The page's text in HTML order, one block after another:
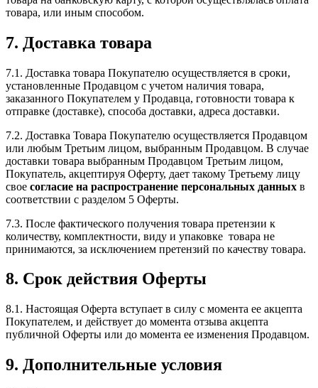
товара, или иным способом.
7. Доставка товара
7.1. Доставка товара Покупателю осуществляется в сроки,
установленные Продавцом с учетом наличия товара,
заказанного Покупателем у Продавца, готовности товара к
отправке (доставке), способа доставки, адреса доставки.
7.2. Доставка Товара Покупателю осуществляется Продавцом
или любым Третьим лицом, выбранным Продавцом. В случае
доставки товара выбранным Продавцом Третьим лицом,
Покупатель, акцептируя Оферту, дает такому Третьему лицу
свое согласие на распространение персональных данных в
соответствии с разделом 5 Оферты.
7.3. После фактического получения товара претензии к
количеству, комплектности, виду и упаковке товара не
принимаются, за исключением претензий по качеству товара.
8. Срок действия Оферты
8.1. Настоящая Оферта вступает в силу с момента ее акцепта
Покупателем, и действует до момента отзыва акцепта
публичной Оферты или до момента ее изменения Продавцом.
9. Дополнительные условия